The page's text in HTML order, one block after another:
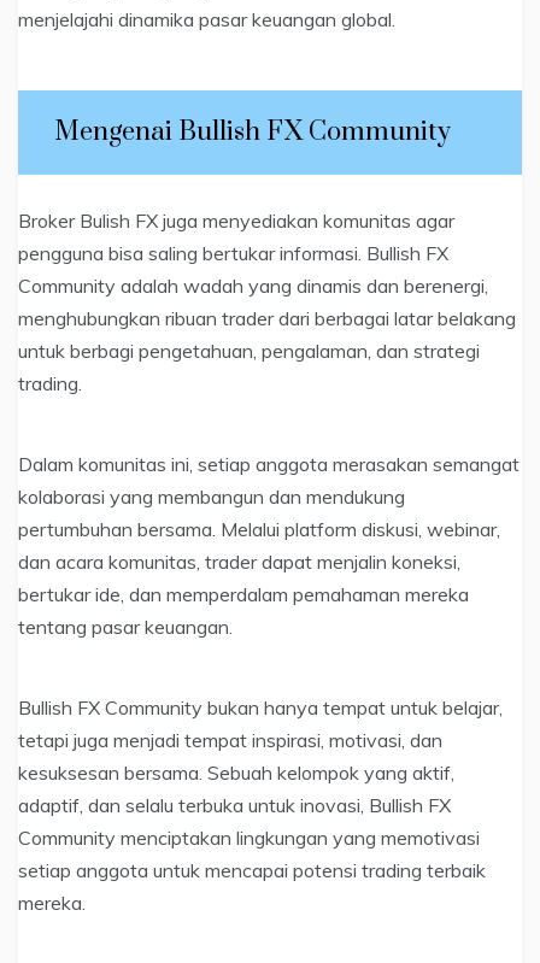
menjelajahi dinamika pasar keuangan global.
Mengenai Bullish FX Community
Broker Bulish FX juga menyediakan komunitas agar
pengguna bisa saling bertukar informasi. Bullish FX
Community adalah wadah yang dinamis dan berenergi,
menghubungkan ribuan trader dari berbagai latar belakang
untuk berbagi pengetahuan, pengalaman, dan strategi
trading.
Dalam komunitas ini, setiap anggota merasakan semangat
kolaborasi yang membangun dan mendukung
pertumbuhan bersama. Melalui platform diskusi, webinar,
dan acara komunitas, trader dapat menjalin koneksi,
bertukar ide, dan memperdalam pemahaman mereka
tentang pasar keuangan.
Bullish FX Community bukan hanya tempat untuk belajar,
tetapi juga menjadi tempat inspirasi, motivasi, dan
kesuksesan bersama. Sebuah kelompok yang aktif,
adaptif, dan selalu terbuka untuk inovasi, Bullish FX
Community menciptakan lingkungan yang memotivasi
setiap anggota untuk mencapai potensi trading terbaik
mereka.